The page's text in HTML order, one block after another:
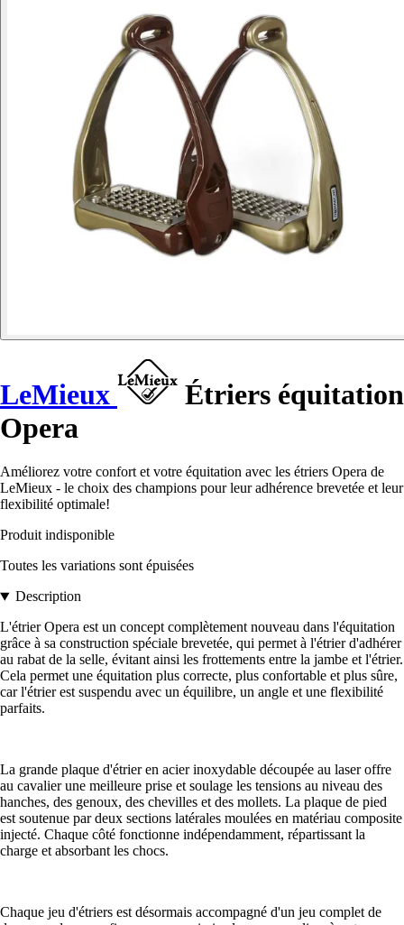
LeMieux
Étriers équitation
Opera
Améliorez votre confort et votre équitation avec les étriers Opera de
LeMieux - le choix des champions pour leur adhérence brevetée et leur
flexibilité optimale!
Produit indisponible
Toutes les variations sont épuisées
Description
L'étrier Opera est un concept complètement nouveau dans l'équitation
grâce à sa construction spéciale brevetée, qui permet à l'étrier d'adhérer
au rabat de la selle, évitant ainsi les frottements entre la jambe et l'étrier.
Cela permet une équitation plus correcte, plus confortable et plus sûre,
car l'étrier est suspendu avec un équilibre, un angle et une flexibilité
parfaits.
La grande plaque d'étrier en acier inoxydable découpée au laser offre
au cavalier une meilleure prise et soulage les tensions au niveau des
hanches, des genoux, des chevilles et des mollets. La plaque de pied
est soutenue par deux sections latérales moulées en matériau composite
injecté. Chaque côté fonctionne indépendamment, répartissant la
charge et absorbant les chocs.
Chaque jeu d'étriers est désormais accompagné d'un jeu complet de